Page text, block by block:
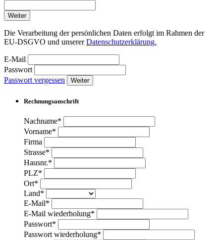
Weiter
Die Verarbeitung der persönlichen Daten erfolgt im Rahmen der
EU-DSGVO und unsererDatenschutzerklärung.
E-Mail
Passwort
Passwort vergessen
Weiter
Rechnungsanschrift
Nachname*
Vorname*
Firma
Strasse*
Hausnr.*
PLZ*
Ort*
Land*
E-Mail*
E-Mail wiederholung*
Passwort*
Passwort wiederholung*